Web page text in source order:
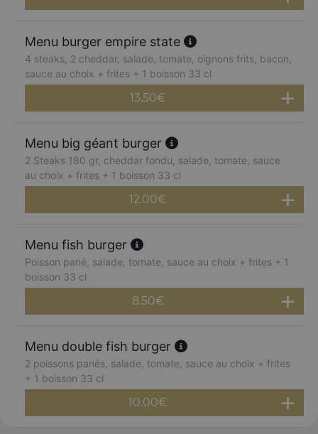
Menu burger empire state
4 steaks, 2 cheddar, salade, tomate, oignons frits, bacon,
sauce au choix + frites + 1 boisson 33 cl
13.50€
Menu big géant burger
2 Steaks 180 gr, cheddar fondu, salade, tomate, sauce
au choix + frites + 1 boisson 33 cl
12.00€
Menu fish burger
Poisson pané, salade, tomate, sauce au choix + frites + 1
boisson 33 cl
8.50€
Menu double fish burger
2 poissons panés, salade, tomate, sauce au choix + frites
+ 1 boisson 33 cl
10.00€